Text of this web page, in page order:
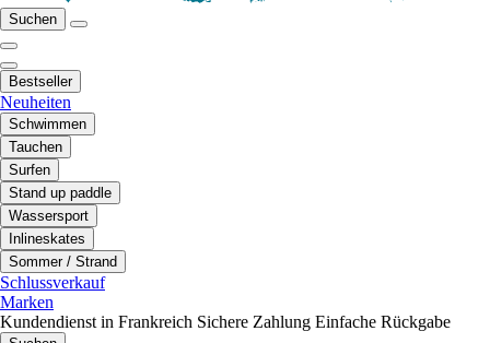
Suchen
Bestseller
Neuheiten
Schwimmen
Tauchen
Surfen
Stand up paddle
Wassersport
Inlineskates
Sommer / Strand
Schlussverkauf
Marken
Kundendienst in Frankreich Sichere Zahlung Einfache Rückgabe